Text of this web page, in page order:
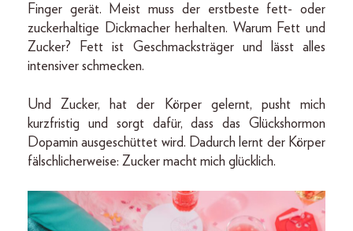
Finger gerät. Meist muss der erstbeste fett- oder
zuckerhaltige Dickmacher herhalten. Warum Fett und
Zucker? Fett ist Geschmacksträger und lässt alles
intensiver schmecken.
Und Zucker, hat der Körper gelernt, pusht mich
kurzfristig und sorgt dafür, dass das Glückshormon
Dopamin ausgeschüttet wird. Dadurch lernt der Körper
fälschlicherweise: Zucker macht mich glücklich.